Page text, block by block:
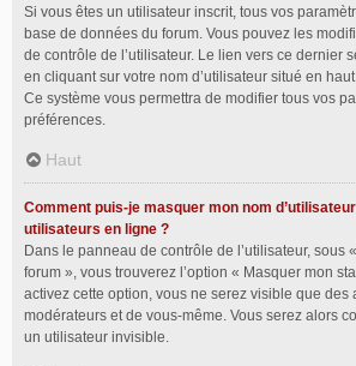
Si vous êtes un utilisateur inscrit, tous vos
base de données du forum. Vous pouvez les
de contrôle de l’utilisateur. Le lien vers ce dernier
en cliquant sur votre nom d’utilisateur situé en
Ce système vous permettra de modifier tous vos
préférences.
Haut
Comment puis-je masquer mon nom
utilisateurs en ligne ?
Dans le panneau de contrôle de l’utilisateur, sous
forum », vous trouverez l’option « Masquer mon
activez cette option, vous ne serez visible que des
modérateurs et de vous-même. Vous serez alors
un utilisateur invisible.